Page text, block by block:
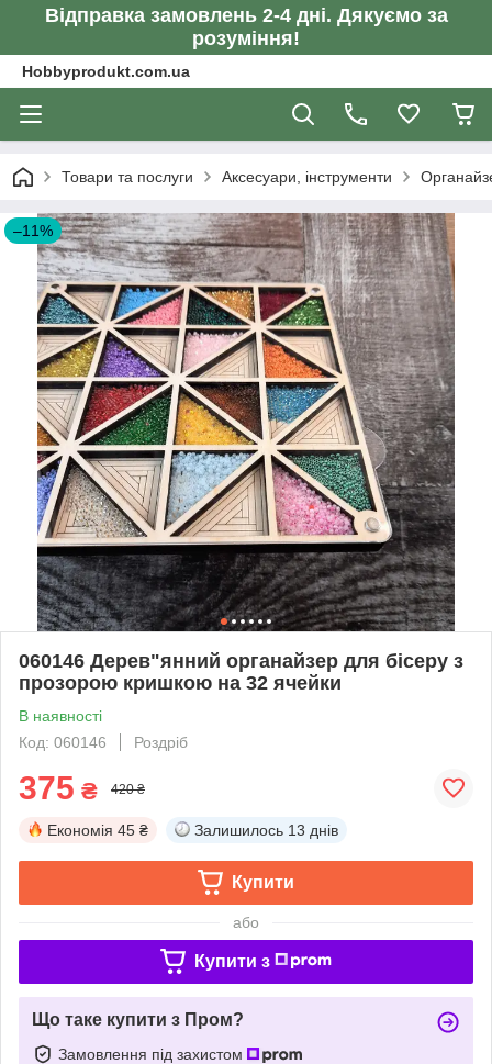
Відправка замовлень 2-4 дні. Дякуємо за
розуміння!
Hobbyprodukt.com.ua
Товари та послуги Аксесуари, інструменти
–11%
060146 Дерев"янний органайзер для бісеру з
прозорою кришкою на 32 ячейки
В наявності
Код: 060146
Роздріб
375 ₴ 420 ₴
Економія 45 ₴ Залишилось 13 днів
Купити
або
Купити з
Що таке купити з Пром?
Замовлення під захистом